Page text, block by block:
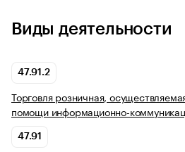
Виды деятельности
47.91.2
Торговля розничная,
помощи информационно-
47.91